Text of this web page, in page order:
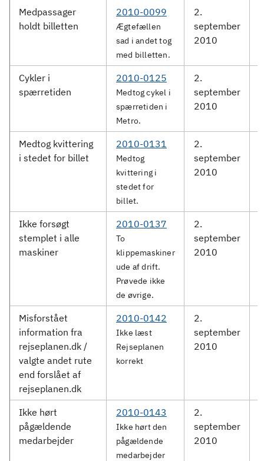
Medpassager
holdt billetten
2010-0099
Ægtefællen
sad i andet tog
med billetten.
2.
september
2010
Cykler i
spærretiden
2010-0125
Medtog cykel i
spærretiden i
Metro.
2.
september
2010
Medtog kvittering
i stedet for billet
2010-0131
Medtog
kvittering i
stedet for
billet.
2.
september
2010
Ikke forsøgt
stemplet i alle
maskiner
2010-0137
To
klippemaskiner
ude af drift.
Prøvede ikke
de øvrige.
2.
september
2010
Misforstået
information fra
rejseplanen.dk /
valgte andet rute
end forslået af
rejseplanen.dk
2010-0142
Ikke læst
Rejseplanen
korrekt
2.
september
2010
Ikke hørt
pågældende
medarbejder
2010-0143
Ikke hørt den
pågældende
medarbejder
2.
september
2010